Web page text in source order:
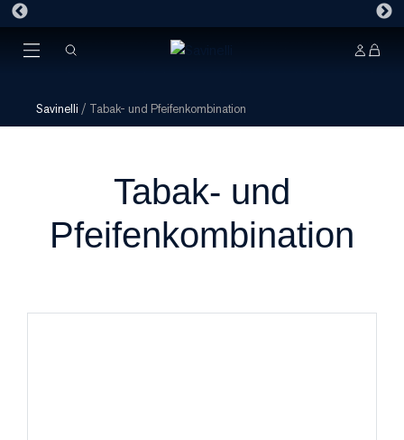
Savinelli / Tabak- und Pfeifenkombination
Tabak- und
Pfeifenkombination